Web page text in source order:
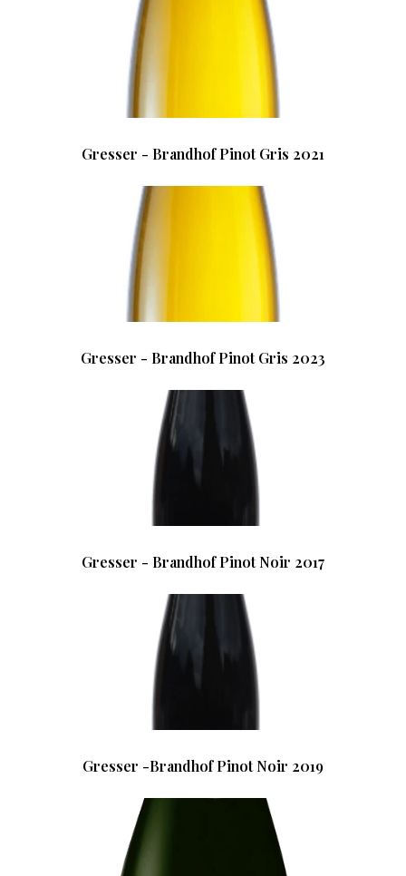
Gresser - Brandhof Pinot Gris 2021
Gresser - Brandhof Pinot Gris 2023
Gresser - Brandhof Pinot Noir 2017
Gresser -Brandhof Pinot Noir 2019